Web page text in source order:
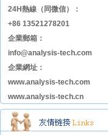
24H熱線（同微信）：
+86 13521278201
企業郵箱：
info@analysis-tech.com
企業網址：
www.analysis-tech.com
www.analysis-tech.cn